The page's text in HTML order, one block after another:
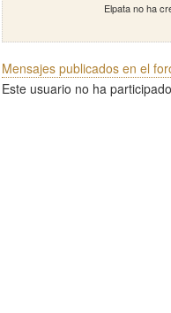
Elpata no ha
Mensajes publicados en el
Este usuario no ha